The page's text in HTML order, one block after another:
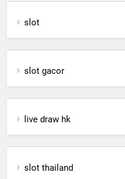
slot
slot gacor
live draw hk
slot thailand